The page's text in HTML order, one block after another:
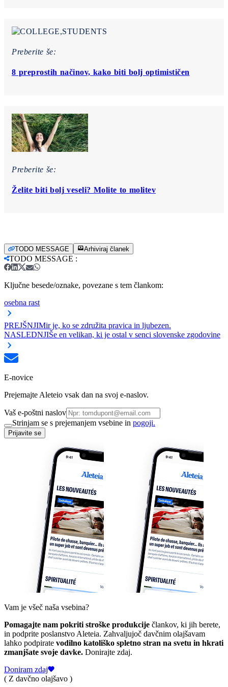
Preberite še:
8 preprostih načinov, kako biti bolj optimističen
Preberite še:
Želite biti bolj veseli? Molite to molitev
TODO MESSAGE Arhiviraj članek
TODO MESSAGE :
Ključne besede/oznake, povezane s tem člankom:
osebna rast
PREJŠNJIMir je, ko se združita pravica in ljubezen.
NASLEDNJIŠe en velikan, ki je ostal v senci slovenske zgodovine
E-novice
Prejemajte Aleteio vsak dan na svoj e-naslov.
Vaš e-poštni naslov
Strinjam se s prejemanjem vsebine in pogoji.
Prijavite se
Vam je všeč naša vsebina?
Pomagajte nam pokriti stroške produkcije člankov, ki jih berete,
in podprite poslanstvo Aleteia. Zahvaljujoč davčnim olajšavam
lahko podpirate vodilno katoliško spletno stran na svetu in hkrati
zmanjšate svoje davke. Donirajte zdaj.
Doniram zdaj
( Z davčno olajšavo )